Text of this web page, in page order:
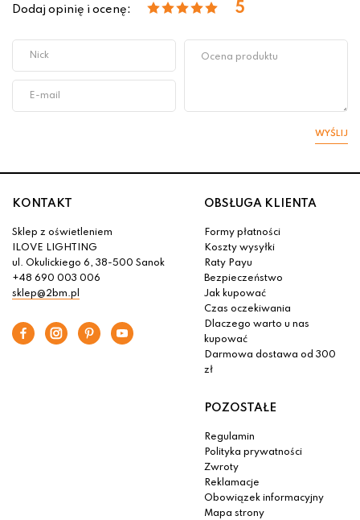
Dodaj opinię i ocenę: 5
WYŚLIJ
KONTAKT
Sklep z oświetleniem
ILOVE LIGHTING
ul. Okulickiego 6, 38-500 Sanok
+48 690 003 006
sklep@2bm.pl
OBSŁUGA KLIENTA
Formy płatności
Koszty wysyłki
Raty Payu
Bezpieczeństwo
Jak kupować
Czas oczekiwania
Dlaczego warto u nas
kupować
Darmowa dostawa od 300
zł
POZOSTAŁE
Regulamin
Polityka prywatności
Zwroty
Reklamacje
Obowiązek informacyjny
Mapa strony